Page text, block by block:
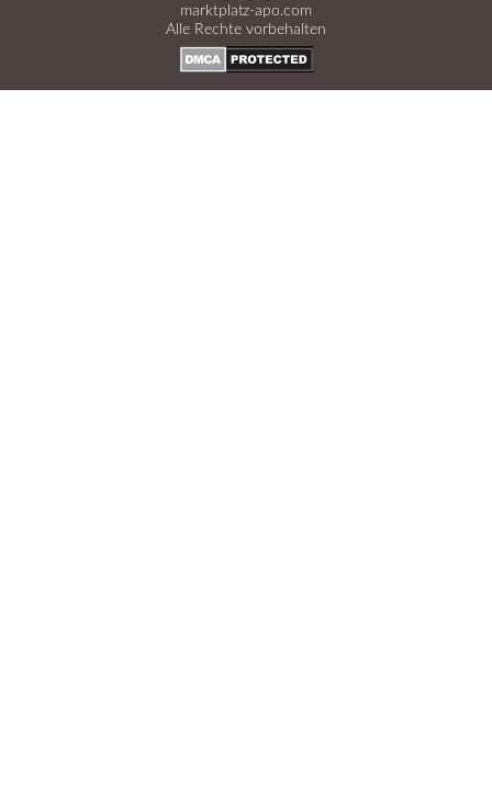
marktplatz-apo.com
Alle Rechte vorbehalten